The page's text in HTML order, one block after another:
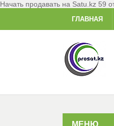
Начать продавать на Satu.kz 59
ГЛАВНАЯ